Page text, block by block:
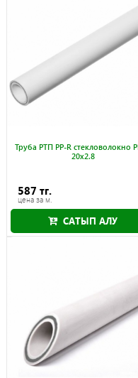
Труба РТП PP-R стекловолокно
20x2.8
587 тг.
цена за м.
САТЫП АЛУ